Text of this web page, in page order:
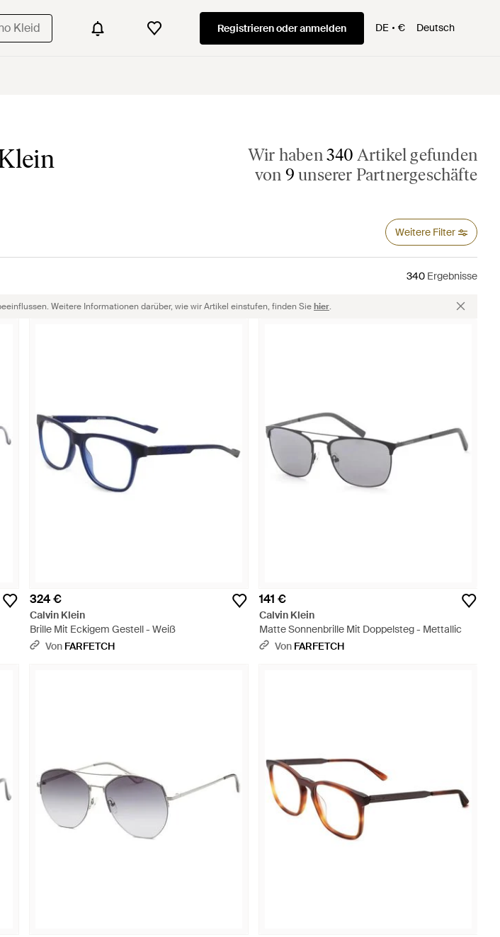
Registrieren oder anmelden DE € Deutsch
Wir haben340 Artikel gefunden
von 9 unserer Partnergeschäfte
Weitere Filter
340 Ergebnisse
Weitere Informationen darüber, wie wir Artikel einstufen, finden Siehier.
324 €
Calvin Klein
Brille Mit Eckigem Gestell - Weiß
Von FARFETCH
141 €
Calvin Klein
Matte Sonnenbrille Mit Doppelsteg - Mettallic
Von FARFETCH